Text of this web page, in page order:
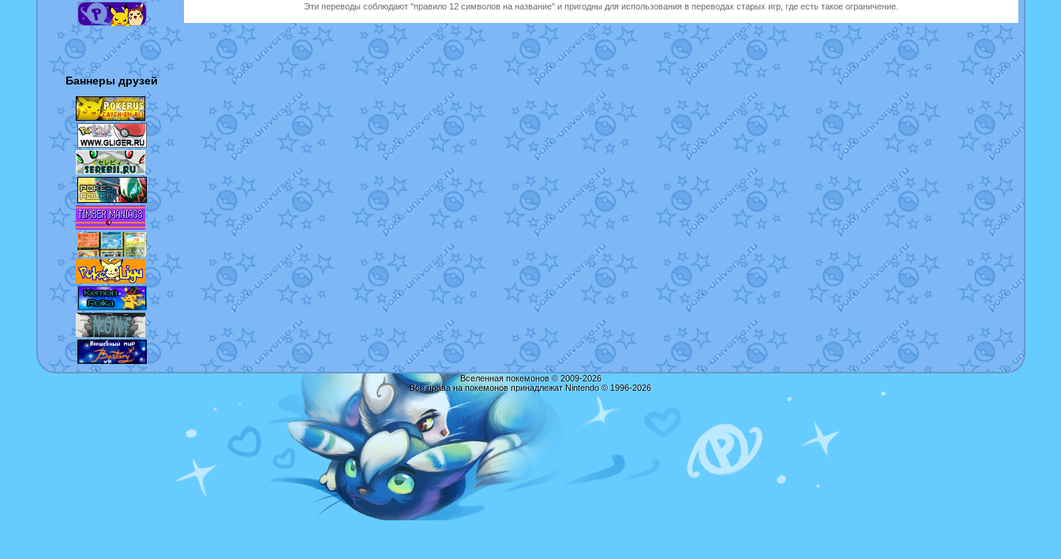
Баннеры друзей
Эти переводы соблюдают "правило 12 символов на название" и пригодны для использования в переводах старых игр, где есть такое ограничение.
Вселенная покемонов © 2009-2026
Все права на покемонов принадлежат Nintendo © 1996-2026